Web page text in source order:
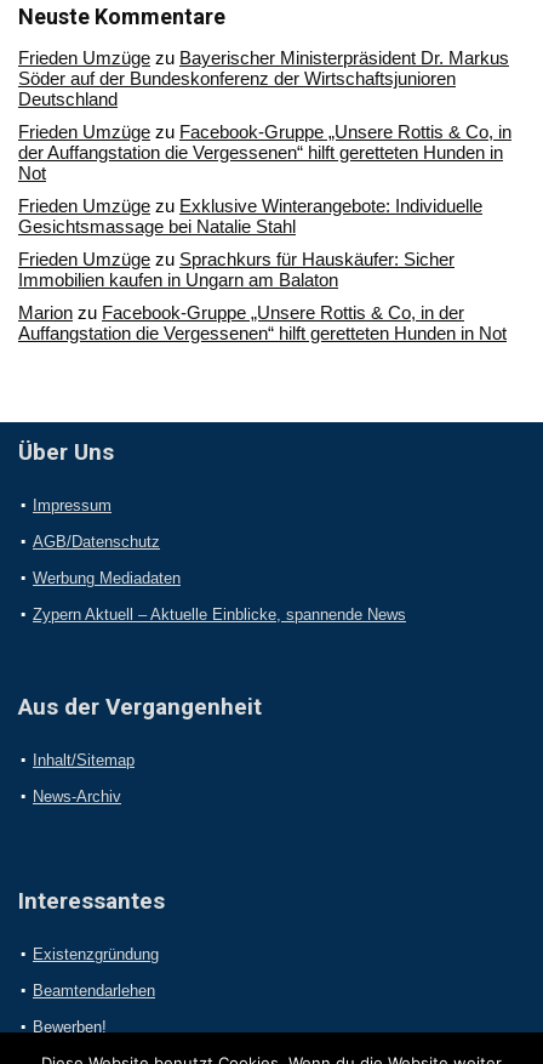
Archiv
Neuste Kommentare
Frieden Umzüge zu Bayerischer Ministerpräsident Dr. Markus
Söder auf der Bundeskonferenz der Wirtschaftsjunioren
Deutschland
Frieden Umzüge zu Facebook-Gruppe „Unsere Rottis & Co, in
der Auffangstation die Vergessenen“ hilft geretteten Hunden in
Not
Frieden Umzüge zu Exklusive Winterangebote: Individuelle
Gesichtsmassage bei Natalie Stahl
Frieden Umzüge zu Sprachkurs für Hauskäufer: Sicher
Immobilien kaufen in Ungarn am Balaton
Marion zu Facebook-Gruppe „Unsere Rottis & Co, in der
Auffangstation die Vergessenen“ hilft geretteten Hunden in Not
Über Uns
Impressum
AGB/Datenschutz
Werbung Mediadaten
Zypern Aktuell – Aktuelle Einblicke, spannende News
Aus der Vergangenheit
Inhalt/Sitemap
News-Archiv
Interessantes
Existenzgründung
Beamtendarlehen
Bewerben!